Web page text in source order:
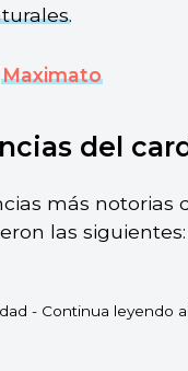
.
Maximato
del
más notorias
las siguientes: